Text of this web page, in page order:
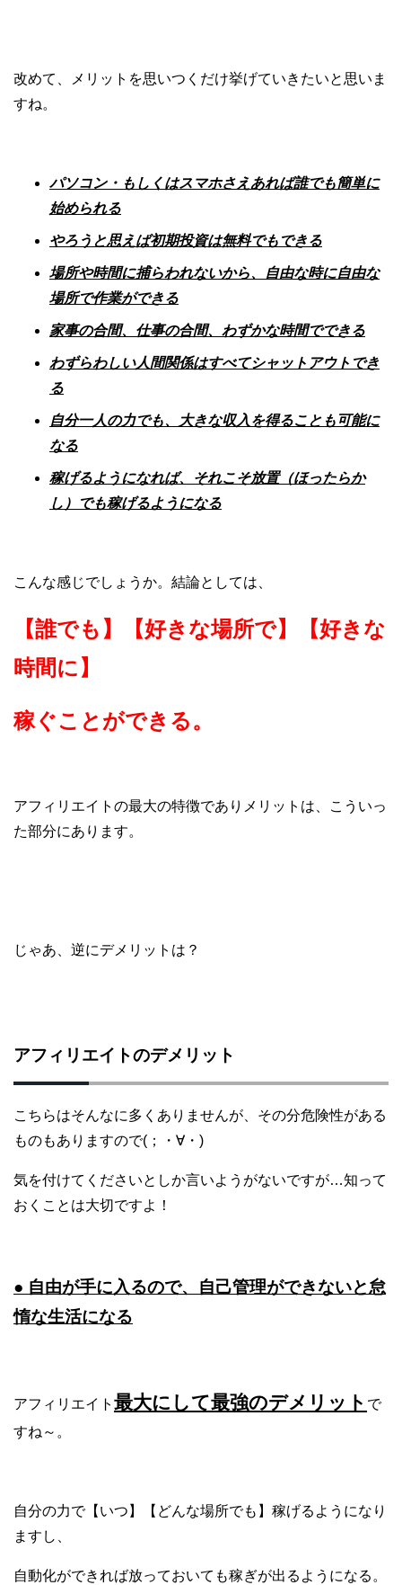
改めて、メリットを思いつくだけ挙げていきたいと思いま
すね。
パソコン・もしくはスマホさえあれば誰でも簡単に
始められる
やろうと思えば初期投資は無料でもできる
場所や時間に捕らわれないから、自由な時に自由な
場所で作業ができる
家事の合間、仕事の合間、わずかな時間でできる
わずらわしい人間関係はすべてシャットアウトでき
る
自分一人の力でも、大きな収入を得ることも可能に
なる
稼げるようになれば、それこそ放置（ほったらか
し）でも稼げるようになる
こんな感じでしょうか。結論としては、
【誰でも】【好きな場所で】【好きな
時間に】
稼ぐことができる。
アフィリエイトの最大の特徴でありメリットは、こういっ
た部分にあります。
じゃあ、逆にデメリットは？
アフィリエイトのデメリット
こちらはそんなに多くありませんが、その分危険性がある
ものもありますので(；・∀・)
気を付けてくださいとしか言いようがないですが…知って
おくことは大切ですよ！
● 自由が手に入るので、自己管理ができないと怠
惰な生活になる
アフィリエイト 最大にして最強のデメリット で
すね～。
自分の力で【いつ】【どんな場所でも】稼げるようになり
ますし、
自動化ができれば放っておいても稼ぎが出るようになる。